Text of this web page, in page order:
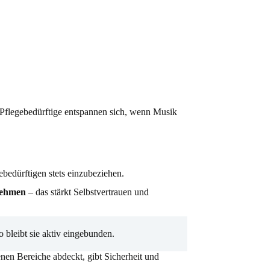
entspannen sich, wenn Musik
stets einzubeziehen.
– das stärkt Selbstvertrauen und
bleibt sie aktiv eingebunden.
Bereiche abdeckt, gibt Sicherheit und